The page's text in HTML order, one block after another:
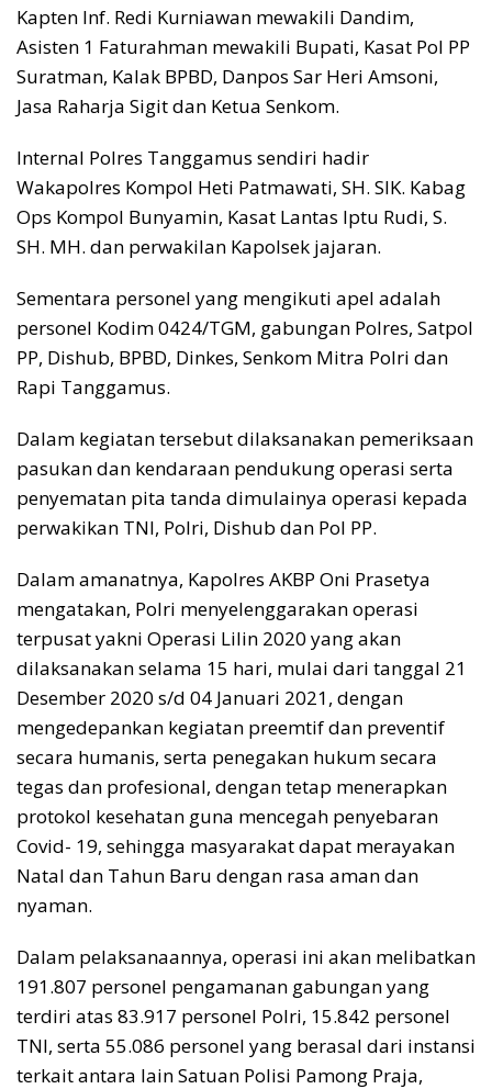
Kapten Inf. Redi Kurniawan mewakili Dandim,
Asisten 1 Faturahman mewakili Bupati, Kasat Pol PP
Suratman, Kalak BPBD, Danpos Sar Heri Amsoni,
Jasa Raharja Sigit dan Ketua Senkom.
Internal Polres Tanggamus sendiri hadir
Wakapolres Kompol Heti Patmawati, SH. SIK. Kabag
Ops Kompol Bunyamin, Kasat Lantas Iptu Rudi, S.
SH. MH. dan perwakilan Kapolsek jajaran.
Sementara personel yang mengikuti apel adalah
personel Kodim 0424/TGM, gabungan Polres, Satpol
PP, Dishub, BPBD, Dinkes, Senkom Mitra Polri dan
Rapi Tanggamus.
Dalam kegiatan tersebut dilaksanakan pemeriksaan
pasukan dan kendaraan pendukung operasi serta
penyematan pita tanda dimulainya operasi kepada
perwakikan TNI, Polri, Dishub dan Pol PP.
Dalam amanatnya, Kapolres AKBP Oni Prasetya
mengatakan, Polri menyelenggarakan operasi
terpusat yakni Operasi Lilin 2020 yang akan
dilaksanakan selama 15 hari, mulai dari tanggal 21
Desember 2020 s/d 04 Januari 2021, dengan
mengedepankan kegiatan preemtif dan preventif
secara humanis, serta penegakan hukum secara
tegas dan profesional, dengan tetap menerapkan
protokol kesehatan guna mencegah penyebaran
Covid- 19, sehingga masyarakat dapat merayakan
Natal dan Tahun Baru dengan rasa aman dan
nyaman.
Dalam pelaksanaannya, operasi ini akan melibatkan
191.807 personel pengamanan gabungan yang
terdiri atas 83.917 personel Polri, 15.842 personel
TNI, serta 55.086 personel yang berasal dari instansi
terkait antara lain Satuan Polisi Pamong Praja,